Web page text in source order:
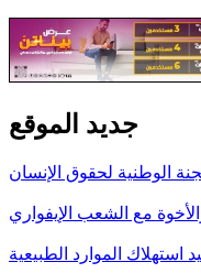
جديد الموقع
الوطنية لحقوق الإنسان
مع الشعب الإيفواري
الموارد الطبيعية